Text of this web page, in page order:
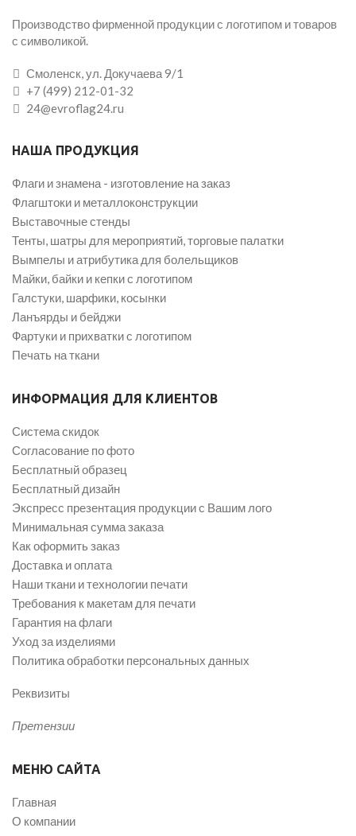
Производство фирменной продукции с логотипом и товаров
с символикой.
Смоленск, ул. Докучаева 9/1
+7 (499) 212-01-32
24@evroflag24.ru
НАША ПРОДУКЦИЯ
Флаги и знамена - изготовление на заказ
Флагштоки и металлоконструкции
Выставочные стенды
Тенты, шатры для мероприятий, торговые палатки
Вымпелы и атрибутика для болельщиков
Майки, байки и кепки с логотипом
Галстуки, шарфики, косынки
Ланъярды и бейджи
Фартуки и прихватки с логотипом
Печать на ткани
ИНФОРМАЦИЯ ДЛЯ КЛИЕНТОВ
Система скидок
Согласование по фото
Бесплатный образец
Бесплатный дизайн
Экспресс презентация продукции с Вашим лого
Минимальная сумма заказа
Как оформить заказ
Доставка и оплата
Наши ткани и технологии печати
Требования к макетам для печати
Гарантия на флаги
Уход за изделиями
Политика обработки персональных данных
Реквизиты
Претензии
МЕНЮ САЙТА
Главная
О компании